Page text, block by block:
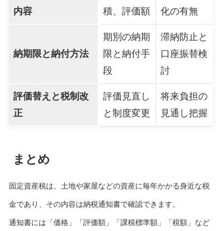
内容
積、評価額
化の有無
納期限と納付方法
期別の納期
限と納付手
段
滞納防止と
口座振替検
討
評価替えと税制改
正
評価見直し
と制度変更
将来負担の
見通し把握
まとめ
固定資産税は、土地や家屋などの資産に毎年かかる身近な税
金であり、その内容は納税通知書で確認できます。
通知書には「価格」「評価額」「課税標準額」「税額」など